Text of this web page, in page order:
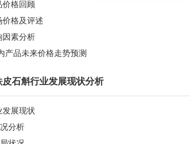
格回顾
格及评述
因素分析
品未来价格走势预测
石斛行业发展现状分析
展现状
分析